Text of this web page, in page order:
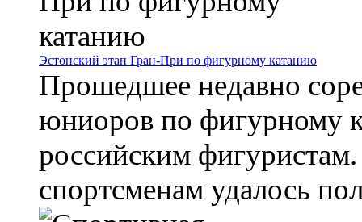
Эстонский этап Гран-При по фигурному катанию
Прошедшее недавно
юниоров по фигурному
российским
спортсменам удалось